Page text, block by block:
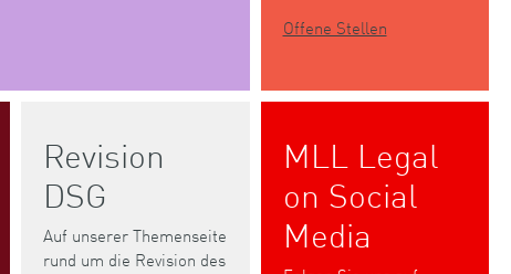
Offene Stellen
Revision
DSG
Auf unserer Themenseite
rund um die Revision des
MLL Legal
on Social
Media